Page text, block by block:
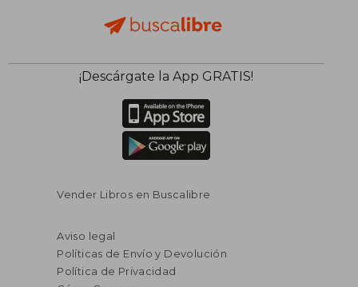
¡Descárgate la App GRATIS!
Vender Libros en Buscalibre
Aviso legal
Políticas de Envío y Devolución
Política de Privacidad